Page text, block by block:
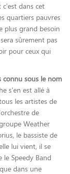
dans cet
quartiers pauvres
plus grand besoin
sûrement pas
pour ceux qui
connu sous le nom
s’en est allé à
les artistes de
de
Weather
le bassiste de
lui vient, il se
Speedy Band
dans une